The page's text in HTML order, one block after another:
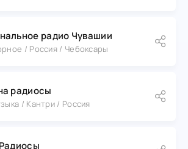
радио Чувашии
/ Россия / Чебоксары
радиосы
/ Кантри / Россия